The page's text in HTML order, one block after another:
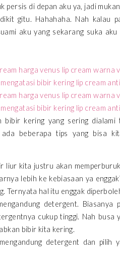
persis di depan aku ya, jadi
gitu. Hahahaha. Nah kalau
aku yang sekarang suka
kering yang sering dialami
beberapa tips yang bisa
liur kita justru akan
lebih ke kebiasaan ya
Ternyata hal itu enggak
detergent. Biasanya
cukup tinggi. Nah busa
bibir kita kering.
detergent dan pilih